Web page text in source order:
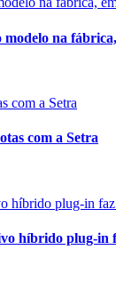
modelo na
com a Setra
híbrido plug-in